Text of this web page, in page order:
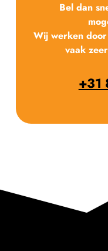
Bel dan
Wij werken
vaak
+31